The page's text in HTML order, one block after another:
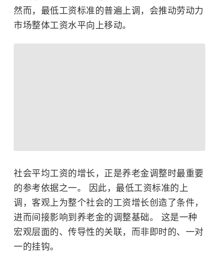
然而，最低工资标准的普遍上调，会推动劳动力
市场整体工资水平向上移动。
社会平均工资的增长，正是养老金调整时最重要
的参考依据之一。 因此，最低工资标准的上
调，客观上为整个社会的工资增长创造了条件，
进而间接影响到养老金的调整基础。 这是一种
宏观层面的、传导性的关联，而非即时的、一对
一的挂钩。